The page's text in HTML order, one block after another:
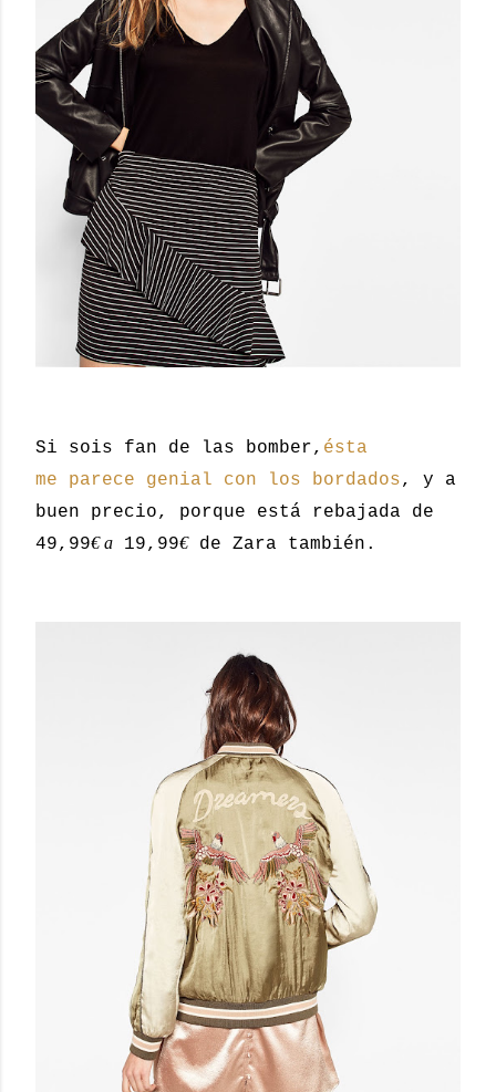
Si sois fan de las bomber, ésta
me parece genial con los bordados, y a
buen precio, porque está rebajada de
49,99€ a 19,99€de Zara también.